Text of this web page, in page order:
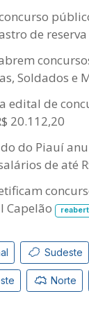
de reserva
Soldados e
edital de
20.112,20
do Piauí
de até
Capelão
Sudeste
Norte